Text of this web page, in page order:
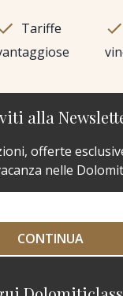
Tariffe
alla
offerte
nelle
CONTINUA